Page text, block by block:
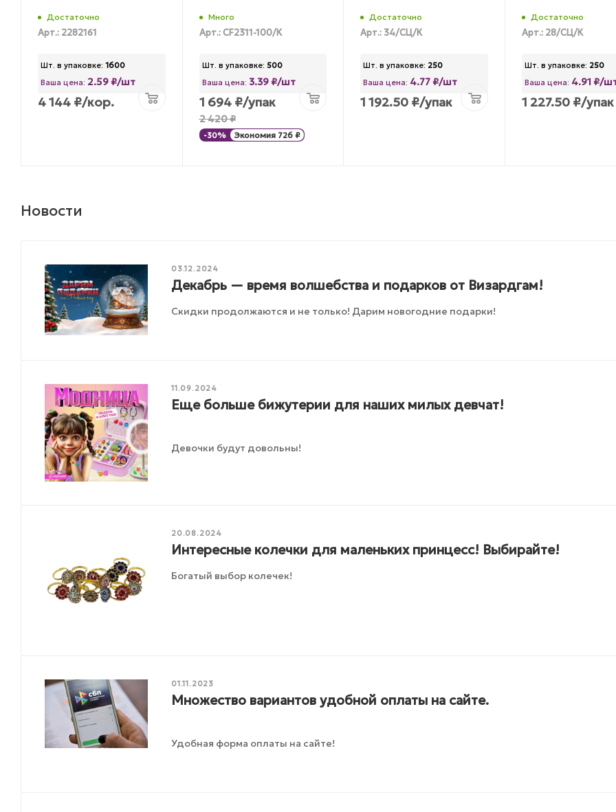
Достаточно
Арт.: 2282161
Шт. в упаковке: 1600
Ваша цена: 2.59 ₽/шт
4 144₽/кор.
Много
Арт.: CF2311-100/К
Шт. в упаковке: 500
Ваша цена: 3.39 ₽/шт
1 694₽/упак
2 420₽
-30% Экономия 726₽
Достаточно
Арт.: 34/СЦ/К
Шт. в упаковке: 250
Ваша цена: 4.77 ₽/шт
1 192.50 ₽/упак
Достаточно
Арт.: 28/СЦ/К
Шт. в упаковке: 250
Ваша цена: 4.91 ₽/
1 227.50 ₽/упак
Новости
03.12.2024
Декабрь — время волшебства и подарков от Визардгам!
Скидки продолжаются и не только! Дарим новогодние подарки!
11.09.2024
Еще больше бижутерии для наших милых девчат!
Девочки будут довольны!
20.08.2024
Интересные колечки для маленьких принцесс! Выбирайте!
Богатый выбор колечек!
01.11.2023
Множество вариантов удобной оплаты на сайте.
Удобная форма оплаты на сайте!